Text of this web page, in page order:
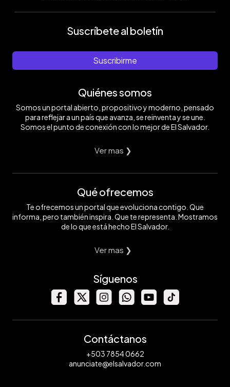
Suscríbete al boletín
Suscribirme
Quiénes somos
Somos un portal abierto, propositivo y moderno, pensado
para reflejar a un país que avanza, se reinventa y se une.
Somos el punto de conexión con lo mejor de El Salvador.
Ver mas ❯
Qué ofrecemos
Te ofrecemos un portal que evoluciona contigo. Que
informa, pero también inspira. Que te representa. Mostramos
de lo que está hecho El Salvador.
Ver mas ❯
Síguenos
Contáctanos
+503 7854 0662
anunciate@elsalvador.com